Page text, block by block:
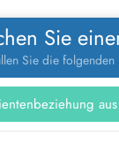
Sie
Sie die folgenden